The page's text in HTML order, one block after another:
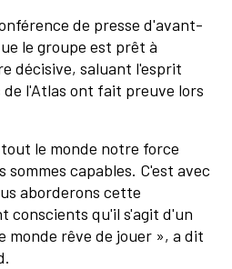
de presse d'avant-
le groupe est prêt à
décisive, saluant l'esprit
l'Atlas ont fait preuve lors
le monde notre force
capables. C'est avec
aborderons cette
conscients qu'il s'agit d'un
monde rêve de jouer », a dit